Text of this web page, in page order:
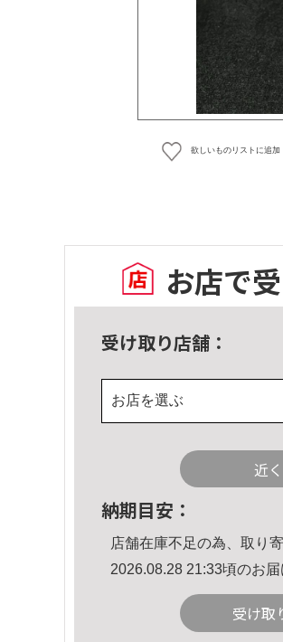
欲しいものリストに追加
お店で
受け取り店舗：
お店を選ぶ
近
納期目安：
店舗在庫不足の為、取り
2026.08.28 21:33頃のお届
受け取